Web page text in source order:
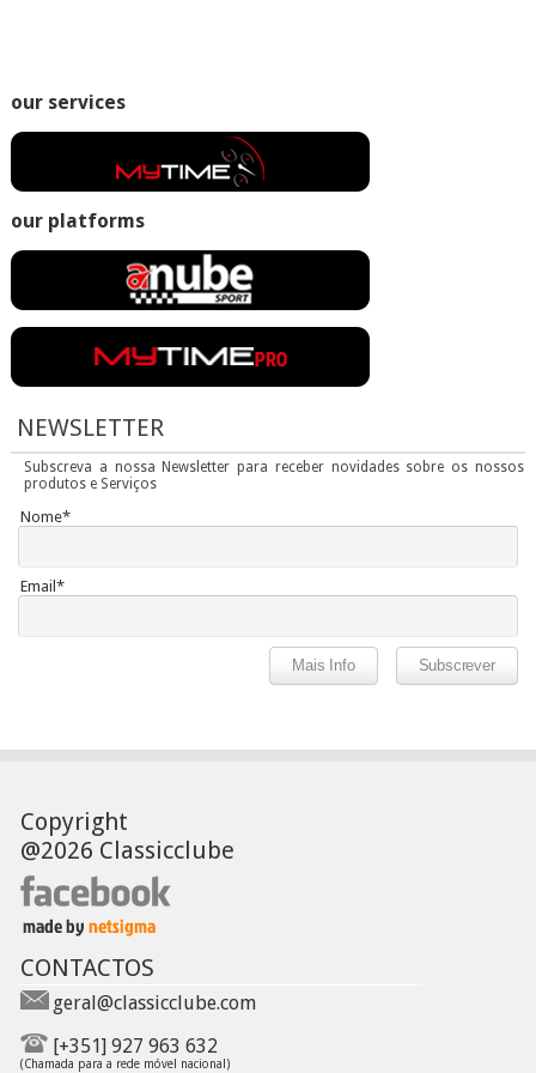
our services
our platforms
NEWSLETTER
Subscreva a nossa Newsletter para receber novidades sobre os nossos
produtos e Serviços
Nome*
Email*
Copyright
@2026 Classicclube
CONTACTOS
geral@classicclube.com
[+351] 927 963 632
(Chamada para a rede móvel nacional)